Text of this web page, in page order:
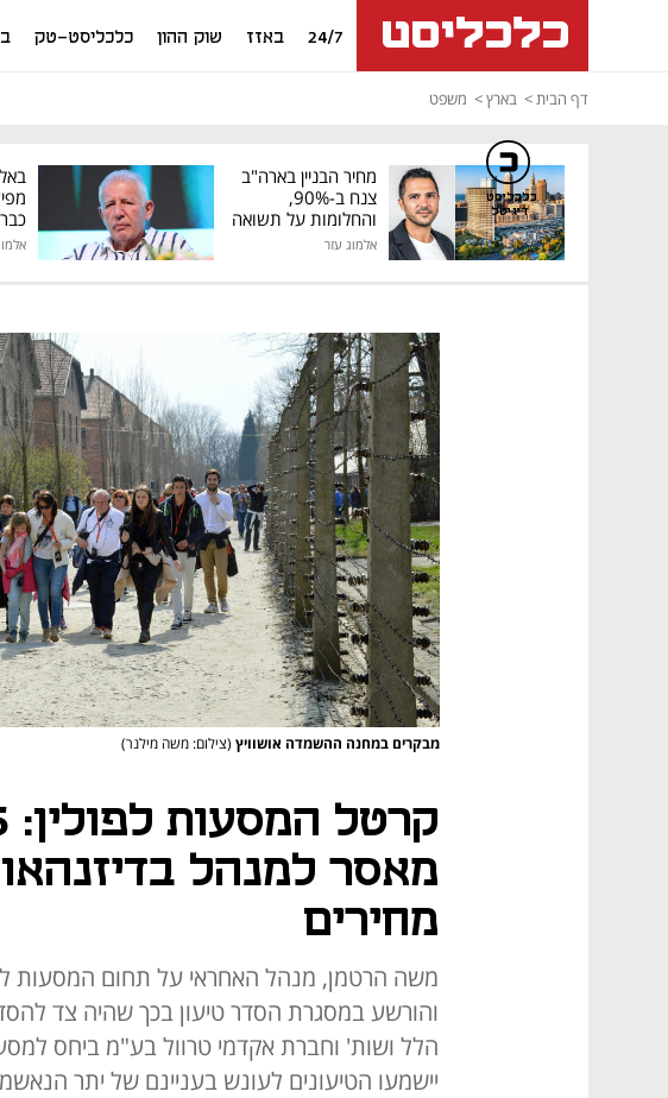
24/7 באזז שוק ההון כלכליסט-טק
דף הבית בארץ משפט
מחיר הבניין בארה"ב
צנח ב-90%,
והחלומות על תשואה
גבוהה התנפצו
אלמוג עזר
של
מבקרים במחנה ההשמדה אושוויץ (צילום: משה מילנר)
כלכליסט
דיגיטל
מאסר למנהל
מחירים
משה הרטמן, מנהל האחראי על תחום המסעות
והורשע במסגרת הסדר טיעון בכך שהיה צד
הלל ושות' וחברת אקדמי טרוול בע"מ ביחס
יישמעו הטיעונים לעונש בעניינם של יתר